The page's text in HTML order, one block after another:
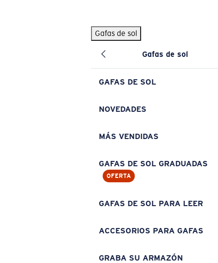
Gafas de sol
Gafas de sol
GAFAS DE SOL
NOVEDADES
MÁS VENDIDAS
GAFAS DE SOL GRADUADAS
OFERTA
GAFAS DE SOL PARA LEER
ACCESORIOS PARA GAFAS
GRABA SU ARMAZÓN
BÚSQUEDAS POPULARES
Pilothouse PRO Limited Edition Pack Exclusivo
Gafas de sol personalizadas
Los más vendidos de gafas de sol